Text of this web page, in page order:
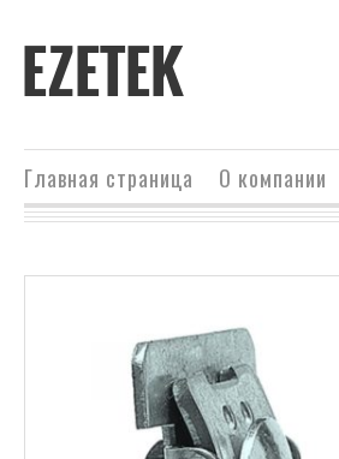
EZETEK
Главная страница О компании